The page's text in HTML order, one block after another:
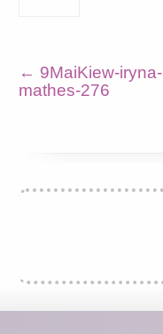
← 9MaiKiew-iryna-
mathes-276